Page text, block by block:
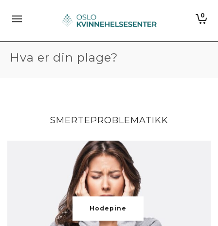
0
Hva er din plage?
SMERTEPROBLEMATIKK
Hodepine